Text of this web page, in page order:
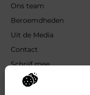
Ons team
Beroemdheden
Uit de Media
Contact
Schrijf mee
Linkbuilding platform:
SEO en linkgroei